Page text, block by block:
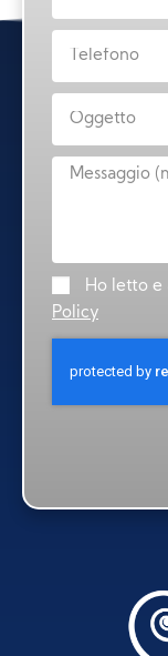
Ho letto e
Policy